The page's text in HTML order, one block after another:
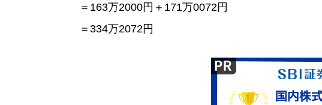
＝163万2000円＋171万0072円
＝334万2072円